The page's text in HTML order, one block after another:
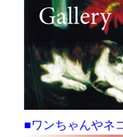
■ワンちゃんやネ